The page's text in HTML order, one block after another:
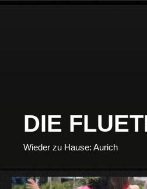
DIE
Wieder zu Hause: Aurich